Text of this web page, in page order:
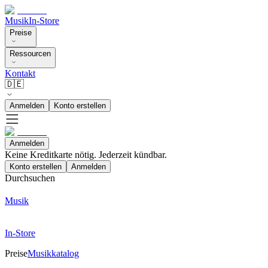
MusikIn-Store
Preise
Ressourcen
Kontakt
🇩🇪
Anmelden Konto erstellen
Anmelden
Keine Kreditkarte nötig. Jederzeit kündbar.
Konto erstellen Anmelden
Durchsuchen
Musik
In-Store
PreiseMusikkatalog